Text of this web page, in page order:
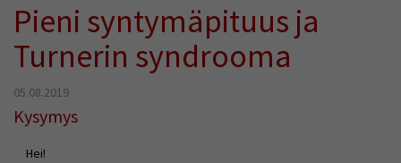
Pieni syntymäpituus ja
Turnerin syndrooma
05.08.2019
Kysymys
Hei!